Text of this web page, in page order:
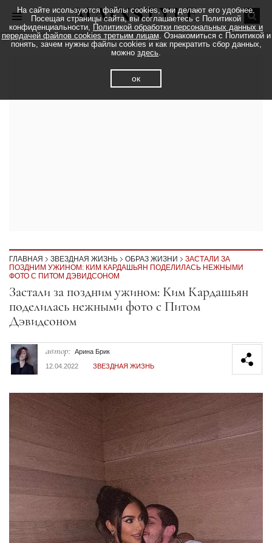
ГЛАВНАЯ ЗВЕЗДНАЯ ЖИЗНЬ ОБРАЗ ЖИЗНИ
ЗАСТАЛИ ЗА
ПОЗДНИМ УЖИНОМ: КИМ КАРДАШЬЯН ПОДЕЛИЛАСЬ НЕЖНЫМИ
ФОТО С ПИТОМ ДЭВИДСОНОМ
Секция статей
Застали за поздним ужином: Ким Кардашьян
поделилась нежными фото с Питом
Дэвидсоном
автор: Арина Брик
12.04.2022
ЗВЕЗДНАЯ ЖИЗНЬ
На сайте исользуются файлы cookies, они делают его удобнее.
Посещая страницы сайта, вы соглашаетесь с Политикой
конфиденциальности, Политикой обработки персональных данных и
передачей файлов cookies третьим лицам. Ознакомиться с Политикой и
понять, зачем нужны файлы cookies и как прекратить сбор данных,
можно здесь.
ок